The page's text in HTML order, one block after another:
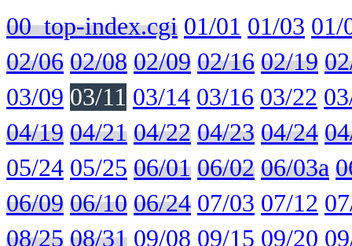
00_top-index.cgi 01/01 01/03 01/
02/06 02/08 02/09 02/16 02/19
03/09 03/11 03/14 03/16 03/22
04/19 04/21 04/22 04/23 04/24
05/24 05/25 06/01 06/02 06/03a
06/09 06/10 06/24 07/03 07/12
08/25 08/31 09/08 09/15 09/20